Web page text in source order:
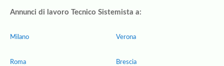
Annunci di lavoro Tecnico Sistemista a:
Milano
Roma
Verona
Brescia